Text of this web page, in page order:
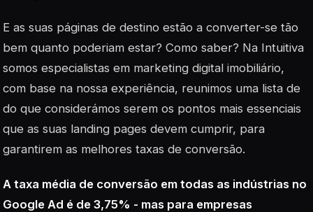
E as suas páginas de destino estão a converter-se tão
bem quanto poderiam estar? Como saber? Na Intuitiva
somos especialistas em marketing digital imobiliário,
com base na nossa experiência, reunimos uma lista de
do que considerámos serem os pontos mais essenciais
que as suas landing pages devem cumprir, para
garantirem as melhores taxas de conversão.
A taxa média de conversão em todas as indústrias no
Google Ad é de 3,75% - mas para empresas